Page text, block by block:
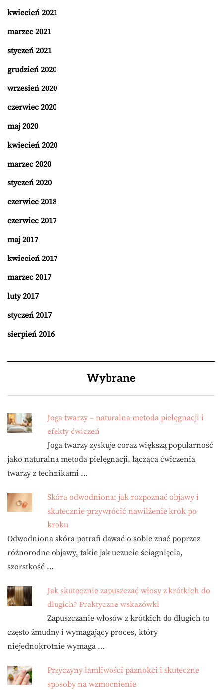
kwiecień 2021
marzec 2021
styczeń 2021
grudzień 2020
wrzesień 2020
czerwiec 2020
maj 2020
kwiecień 2020
marzec 2020
styczeń 2020
czerwiec 2018
czerwiec 2017
maj 2017
kwiecień 2017
marzec 2017
luty 2017
styczeń 2017
sierpień 2016
Wybrane
Joga twarzy – naturalna metoda pielęgnacji i
efekty ćwiczeń
Joga twarzy zyskuje coraz większą popularność
jako naturalna metoda pielęgnacji, łącząca ćwiczenia
twarzy z technikami …
Skóra odwodniona: jak rozpoznać objawy i
skutecznie przywrócić nawilżenie krok po
kroku
Odwodniona skóra potrafi dawać o sobie znać poprzez
różnorodne objawy, takie jak uczucie ściągnięcia,
szorstkość …
Jak skutecznie zapuszczać włosy z krótkich do
długich? Praktyczne wskazówki
Zapuszczanie włosów z krótkich do długich to
często żmudny i wymagający proces, który
niejednokrotnie wymaga …
Przyczyny łamliwości paznokci i skuteczne
sposoby na wzmocnienie